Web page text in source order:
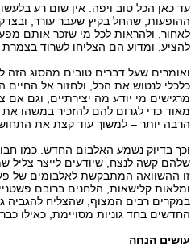
עד כאן הכל טוב ויפה. אין שום רע
ההופעות, שהחל בקיץ שעבר עורר,
לאחור, ולהראות לכל מי שזכר אותם
להציע, ומדוע הם הצליחו לשרוד
ואומרים שעל דברים טובים מהסוג הזה
כלכלי לנטוש את הכל, ולחזור אל
מרגישים מי יודע מה יצירתיים, וגם
מאוד כדי לגרום להם להזכיר במשהו
הרבה יותר – למשוך עוד קצת את
וכך בדיוק נשמע האלבום החדש. כמו
שלהם קשה לנצח, שיודעים לייצר צליל
זו ההשוואה המתבקשת לאלבומים של
ומלאות קלישאות, הלחנים ברובם
במקרים רבים המצוף, שהצליח להגביה
החדשים בחד גוניות מסויימת, כאילו
עושים הנחה